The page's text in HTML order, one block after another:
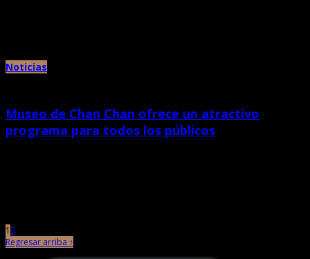
Noticias
Museo de Chan Chan ofrece un atractivo
programa para todos los públicos
12
Regresar arriba ↑